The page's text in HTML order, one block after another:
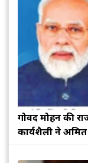
गोविंद मोहन की
कार्यशैली ने अमित